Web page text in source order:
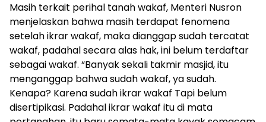
Masih terkait perihal tanah wakaf, Menteri Nusron
menjelaskan bahwa masih terdapat fenomena
setelah ikrar wakaf, maka dianggap sudah tercatat
wakaf, padahal secara alas hak, ini belum terdaftar
sebagai wakaf. “Banyak sekali takmir masjid, itu
menganggap bahwa sudah wakaf, ya sudah.
Kenapa? Karena sudah ikrar wakaf Tapi belum
disertipikasi. Padahal ikrar wakaf itu di mata